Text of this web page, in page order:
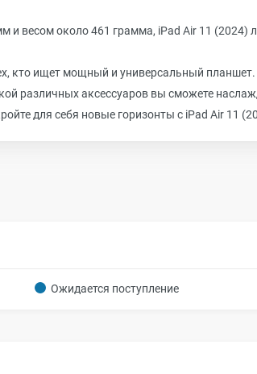
и весом около 461 грамма, iPad Air 11 (2024)
кто ищет мощный и универсальный
различных аксессуаров вы сможете
для себя новые горизонты с iPad Air 11
Ожидается поступление